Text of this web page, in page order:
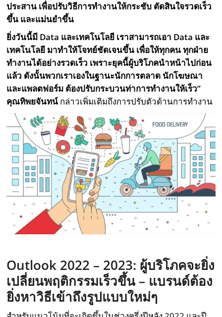
ประสาน เพื่อปรับวิธีการทำงานให้กระชับ ตัดสินใจรวดเร็ว
ขึ้น และแม่นยำขึ้น
ยิ่งวันนี้มี Data และเทคโนโลยี เราสามารถเอา Data และ
เทคโนโลยี มาทำให้โจทย์ชัดเจนขึ้น เพื่อให้ทุกคน ทุกฝ่าย
ทำงานได้อย่างรวดเร็ว เพราะยุคนี้ผู้บริโภคนำหน้าไปก่อน
แล้ว ดังนั้นพวกเราเองในฐานะนักการตลาด นักโฆษณา
และแพลตฟอร์ม ต้องปรับกระบวนท่าการทำงานให้เร็ว”
คุณทิพยจันทน์ กล่าวเพิ่มเติมถึงการปรับตัวด้านการทำงาน
Outlook 2022 – 2023: ผู้บริโภคจะยิ่ง
เปลี่ยนพฤติกรรมเร็วขึ้น– แบรนด์ต้อง
ยิ่งหาวิธีเข้าถึงรูปแบบใหม่ๆ